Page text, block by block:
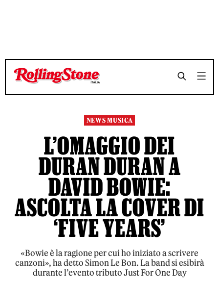
TEMPO DI LETTURA 3 MINUTI
TEMPO DI LETTURA 3 MINUTI
NEWS MUSICA
L’OMAGGIO DEI
DURAN DURAN A
DAVID BOWIE:
ASCOLTA LA COVER DI
‘FIVE YEARS’
«Bowie è la ragione per cui ho iniziato a scrivere
canzoni», ha detto Simon Le Bon. La band si esibirà
durante l’evento tributo Just For One Day